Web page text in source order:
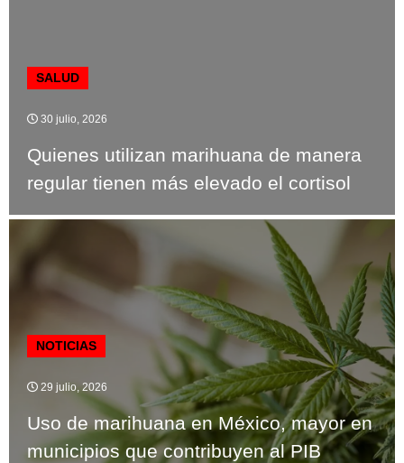
SALUD
30 julio, 2026
Quienes utilizan marihuana de manera
regular tienen más elevado el cortisol
NOTICIAS
29 julio, 2026
Uso de marihuana en México, mayor en
municipios que contribuyen al PIB